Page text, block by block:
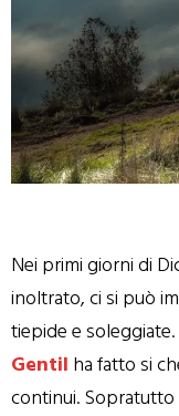
Nei primi giorni di
inoltrato, ci si può
tiepide e soleggiate.
Gentil ha fatto si
continui.